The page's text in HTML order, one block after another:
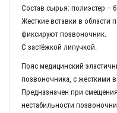
Состав сырья: полиэстер –
Жесткие вставки в области
фиксируют позвоночник.
С застёжкой липучкой.
Пояс медицинский
позвоночника, с жесткими
Предназначен при
нестабильности